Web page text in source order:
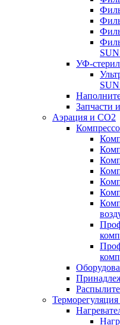
УФ-
Запчасти
Аэрация и CO2